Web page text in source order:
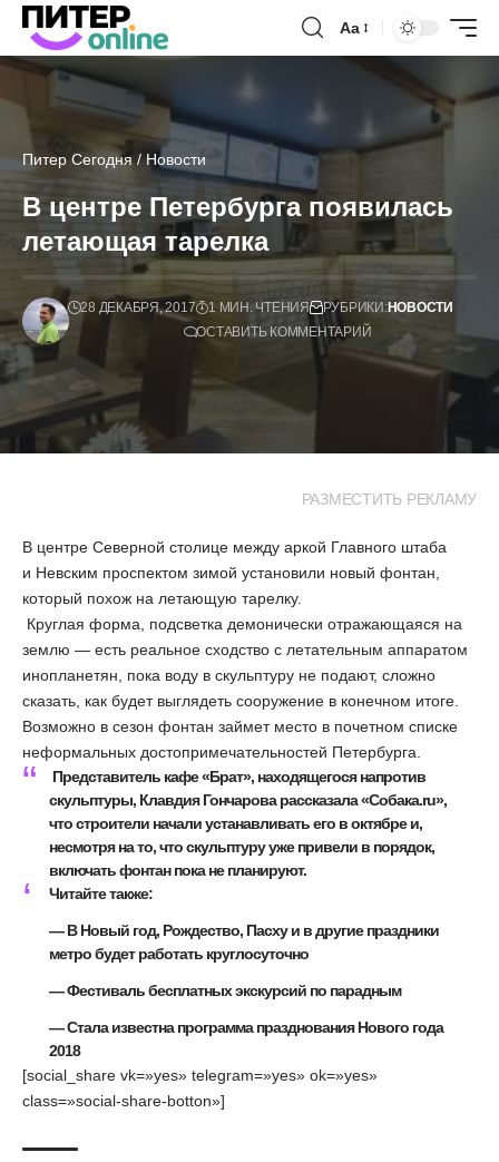
Аа
Питер Сегодня/Новости
В центре Петербурга появилась
летающая тарелка
28 ДЕКАБРЯ, 2017 1 МИН. ЧТЕНИЯ РУБРИКИ:НОВОСТИ
ОСТАВИТЬ КОММЕНТАРИЙ
РАЗМЕСТИТЬ РЕКЛАМУ
В центре Северной столице между аркой Главного штаба
и Невским проспектом зимой установили новый фонтан,
который похож на летающую тарелку.
Круглая форма, подсветка демонически отражающаяся на
землю — есть реальное сходство с летательным аппаратом
инопланетян, пока воду в скульптуру не подают, сложно
сказать, как будет выглядеть сооружение в конечном итоге.
Возможно в сезон фонтан займет место в почетном списке
неформальных достопримечательностей Петербурга.
Представитель кафе «Брат», находящегося напротив
скульптуры, Клавдия Гончарова рассказала «Собака.ru»,
что строители начали устанавливать его в октябре и,
несмотря на то, что скульптуру уже привели в порядок,
включать фонтан пока не планируют.
Читайте также:
—В Новый год, Рождество, Пасху и в другие праздники
метро будет работать круглосуточно
—Фестиваль бесплатных экскурсий по парадным
—Стала известна программа празднования Нового года
2018
[social_share vk=»yes» telegram=»yes» ok=»yes»
class=»social-share-botton»]